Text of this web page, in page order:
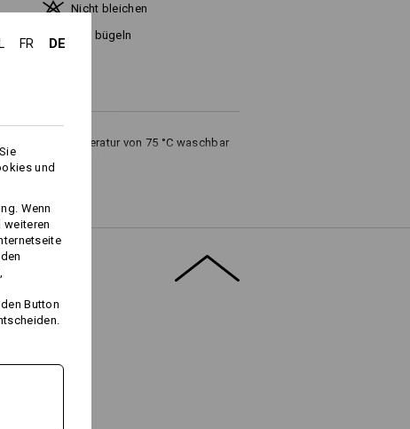
Nicht bleichen
Kalt bügeln
Waschtemperatur von 75 °C waschbar
empfehlen wir eine
FR DE
und
Wenn
weiteren
Button